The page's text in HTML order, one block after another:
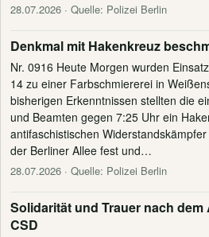
28.07.2026 · Quelle: Polizei Berlin
Denkmal mit Hakenkreuz
Nr. 0916 Heute Morgen wurden
14 zu einer Farbschmiererei in
bisherigen Erkenntnissen stellten die
und Beamten gegen 7:25 Uhr ein
antifaschistischen
der Berliner Allee fest und…
28.07.2026 · Quelle: Polizei Berlin
Solidarität und Trauer nach
CSD